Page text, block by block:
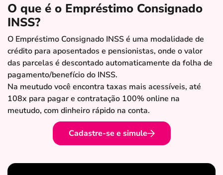
O que é o Empréstimo Consignado
INSS?
O Empréstimo Consignado INSS é uma modalidade de
crédito para aposentados e pensionistas, onde o valor
das parcelas é descontado automaticamente da folha de
pagamento/benefício do INSS.
Na meutudo você encontra taxas mais acessíveis, até
108x para pagar e contratação 100% online na
meutudo, com dinheiro rápido na conta.
Cadastre-se e simule